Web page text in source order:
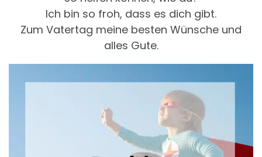
Ich bin so froh, dass es dich gibt.
Zum Vatertag meine besten Wünsche und
alles Gute.